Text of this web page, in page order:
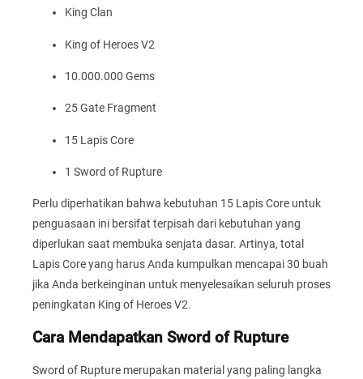
King Clan
King of Heroes V2
10.000.000 Gems
25 Gate Fragment
15 Lapis Core
1 Sword of Rupture
Perlu diperhatikan bahwa kebutuhan 15 Lapis Core untuk
penguasaan ini bersifat terpisah dari kebutuhan yang
diperlukan saat membuka senjata dasar. Artinya, total
Lapis Core yang harus Anda kumpulkan mencapai 30 buah
jika Anda berkeinginan untuk menyelesaikan seluruh proses
peningkatan King of Heroes V2.
Cara Mendapatkan Sword of Rupture
Sword of Rupture merupakan material yang paling langka